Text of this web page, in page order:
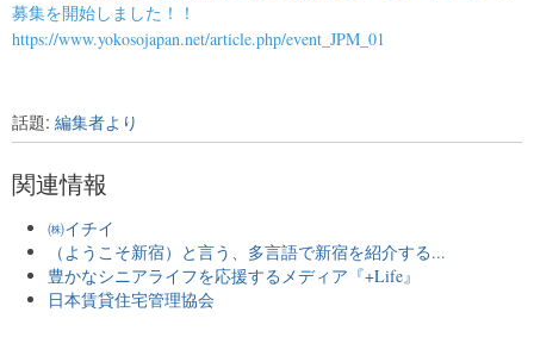
募集を開始しました！！
https://www.yokosojapan.net/article.php/event_JPM_01
話題: 編集者より
関連情報
㈱イチイ
（ようこそ新宿）と言う、多言語で新宿を紹介する...
豊かなシニアライフを応援するメディア『+Life』
日本賃貸住宅管理協会